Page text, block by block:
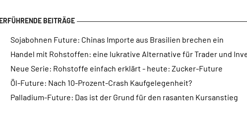
Sojabohnen Future: Chinas Importe aus Brasilien brechen ein
Handel mit Rohstoffen: eine lukrative Alternative für Trader und
Neue Serie: Rohstoffe einfach erklärt - heute: Zucker-Future
Öl-Future: Nach 10-Prozent-Crash Kaufgelegenheit?
Palladium-Future: Das ist der Grund für den rasanten Kursanstieg